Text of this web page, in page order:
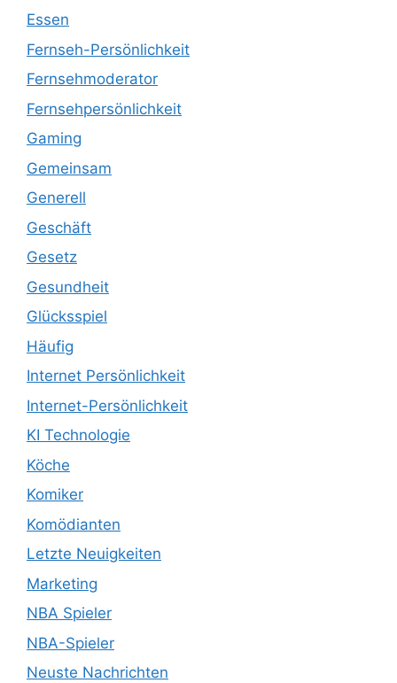
Essen
Fernseh-Persönlichkeit
Fernsehmoderator
Fernsehpersönlichkeit
Gaming
Gemeinsam
Generell
Geschäft
Gesetz
Gesundheit
Glücksspiel
Häufig
Internet Persönlichkeit
Internet-Persönlichkeit
KI Technologie
Köche
Komiker
Komödianten
Letzte Neuigkeiten
Marketing
NBA Spieler
NBA-Spieler
Neuste Nachrichten